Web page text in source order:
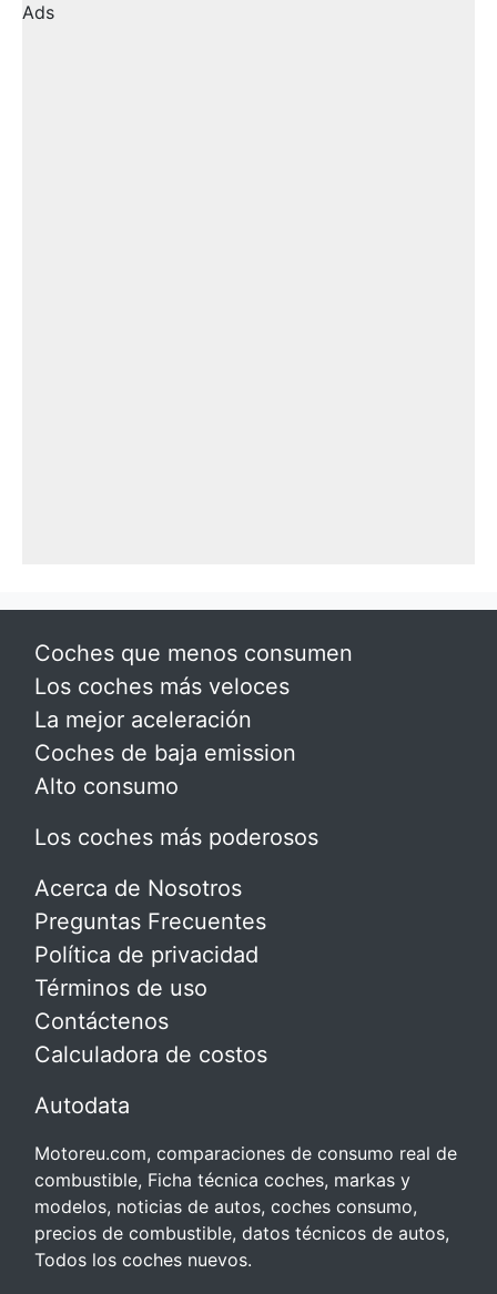
Ads
Coches que menos consumen
Los coches más veloces
La mejor aceleración
Coches de baja emission
Alto consumo
Los coches más poderosos
Acerca de Nosotros
Preguntas Frecuentes
Política de privacidad
Términos de uso
Contáctenos
Calculadora de costos
Autodata
Motoreu.com, comparaciones de consumo real de
combustible, Ficha técnica coches, markas y
modelos, noticias de autos, coches consumo,
precios de combustible, datos técnicos de autos,
Todos los coches nuevos.